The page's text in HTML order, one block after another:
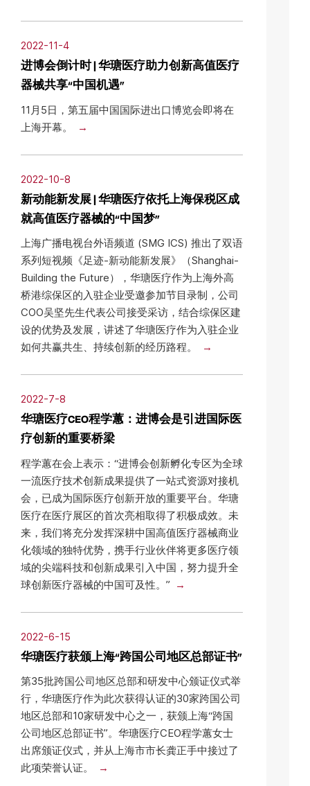
2022-11-4
进博会倒计时 | 华瑭医疗助力创新高值医疗
器械共享“中国机遇”
11月5日，第五届中国国际进出口博览会即将在
上海开幕。
2022-10-8
新动能新发展 | 华瑭医疗依托上海保税区成
就高值医疗器械的“中国梦”
上海广播电视台外语频道 (SMG ICS) 推出了双语
系列短视频《足迹-新动能新发展》（Shanghai-
Building the Future），华瑭医疗作为上海外高
桥港综保区的入驻企业受邀参加节目录制，公司
COO吴坚先生代表公司接受采访，结合综保区建
设的优势及发展，讲述了华瑭医疗作为入驻企业
如何共赢共生、持续创新的经历路程。
2022-7-8
华瑭医疗CEO程学蕙：进博会是引进国际医
疗创新的重要桥梁
程学蕙在会上表示：“进博会创新孵化专区为全球
一流医疗技术创新成果提供了一站式资源对接机
会，已成为国际医疗创新开放的重要平台。华瑭
医疗在医疗展区的首次亮相取得了积极成效。未
来，我们将充分发挥深耕中国高值医疗器械商业
化领域的独特优势，携手行业伙伴将更多医疗领
域的尖端科技和创新成果引入中国，努力提升全
球创新医疗器械的中国可及性。”
2022-6-15
华瑭医疗获颁上海“跨国公司地区总部证书”
第35批跨国公司地区总部和研发中心颁证仪式举
行，华瑭医疗作为此次获得认证的30家跨国公司
地区总部和10家研发中心之一，获颁上海“跨国
公司地区总部证书”。华瑭医疗CEO程学蕙女士
出席颁证仪式，并从上海市市长龚正手中接过了
此项荣誉认证。